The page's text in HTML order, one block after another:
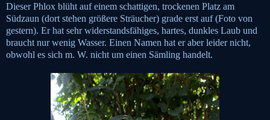
Dieser Phlox blüht auf einem schattigen, trockenen Platz am
Südzaun (dort stehen größere Sträucher) grade erst auf (Foto von
gestern). Er hat sehr widerstandsfähiges, hartes, dunkles Laub und
braucht nur wenig Wasser. Einen Namen hat er aber leider nicht,
obwohl es sich m. W. nicht um einen Sämling handelt.